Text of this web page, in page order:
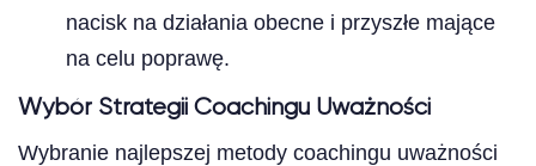
nacisk na działania obecne i przyszłe mające
na celu poprawę.
Wybór Strategii Coachingu Uważności
Wybranie najlepszej metody coachingu uważności